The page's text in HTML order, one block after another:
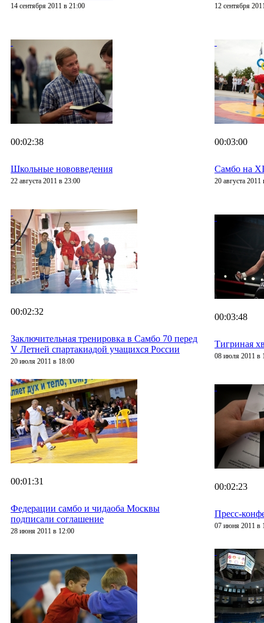
14 сентября 2011 в 21:00 12 сентября
00:02:38
Школьные нововведения
22 августа 2011 в 23:00
00:03:00
Самбо на
20 августа 2011
00:02:32
Заключительная тренировка в Самбо 70 перед
V Летней спартакиадой учащихся России
20 июля 2011 в 18:00
00:03:48
Тигриная
08 июля 2011 в
00:01:31
Федерации самбо и чидаоба Москвы
подписали соглашение
28 июня 2011 в 12:00
00:02:23
Пресс-
07 июня 2011 в